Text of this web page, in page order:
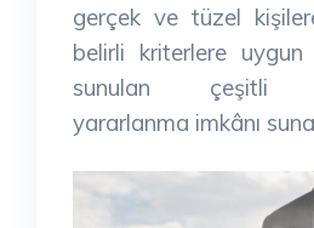
gerçek ve tüzel
belirli kriterlere uygun
sunulan çeşitli
yararlanma imkânı